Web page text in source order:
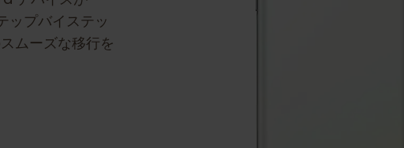
デバイスが
ップバイステッ
スムーズな移行を